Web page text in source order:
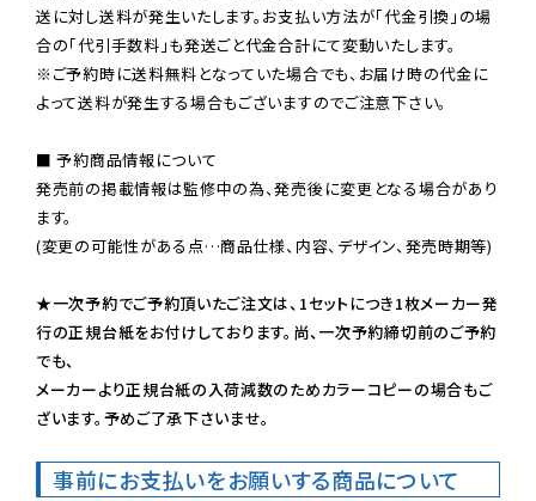
送に対し送料が発生いたします。お支払い方法が「代金引換」の場
※ご予約時に送料無料となっていた場合でも、お届け時の代金に
よって送料が発生する場合もございますのでご注意下さい。
■ 予約商品情報について
発売前の掲載情報は監修中の為、発売後に変更となる場合があり
ます。
(変更の可能性がある点…商品仕様、内容、デザイン、発売時期等)
★一次予約でご予約頂いたご注文は、1セットにつき1枚メーカー発
行の正規台紙をお付けしております。尚、一次予約締切前のご予約
でも、
メーカーより正規台紙の入荷減数のためカラーコピーの場合もご
ざいます。予めご了承下さいませ。
事前にお支払いをお願いする商品について